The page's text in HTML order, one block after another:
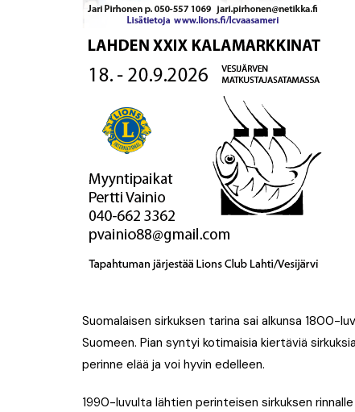
Suomalaisen sirkuksen tarina sai alkunsa 1800-
Suomeen. Pian syntyi kotimaisia kiertäviä
perinne elää ja voi hyvin edelleen.
1990-luvulta lähtien perinteisen sirkuksen